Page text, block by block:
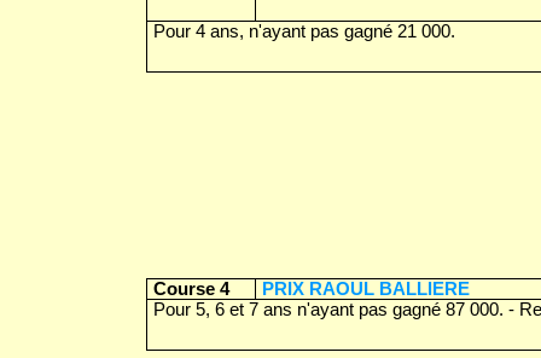
Pour 4 ans, n'ayant pas gagné 21 000.
Course 4
PRIX RAOUL BALLlERE
Pour 5, 6 et 7 ans n'ayant pas gagné 87 000. -